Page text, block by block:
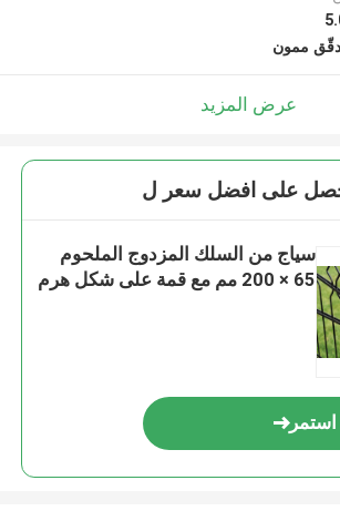
ممون
عرض المزيد
على افضل سعر ل
سياج من السلك المزدوج الملحوم
65 × 200 مم مع قمة على شكل هرم
استمر